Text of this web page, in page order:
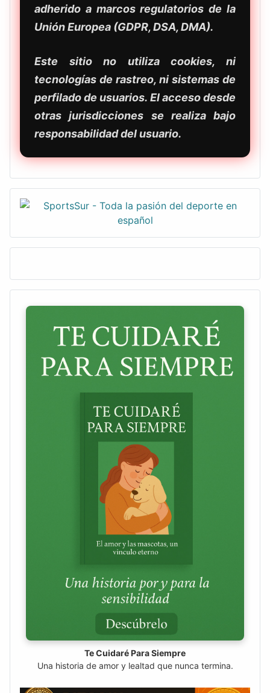
adherido a marcos regulatorios de la
Unión Europea (GDPR, DSA, DMA).
Este sitio no utiliza cookies, ni
tecnologías de rastreo, ni sistemas de
perfilado de usuarios. El acceso desde
otras jurisdicciones se realiza bajo
responsabilidad del usuario.
Te Cuidaré Para Siempre
Una historia de amor y lealtad que nunca termina.